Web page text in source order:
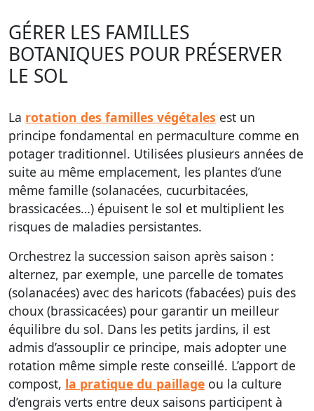
GÉRER LES FAMILLES
BOTANIQUES POUR PRÉSERVER
LE SOL
La rotation des familles végétales est un
principe fondamental en permaculture comme en
potager traditionnel. Utilisées plusieurs années de
suite au même emplacement, les plantes d’une
même famille (solanacées, cucurbitacées,
brassicacées…) épuisent le sol et multiplient les
risques de maladies persistantes.
Orchestrez la succession saison après saison :
alternez, par exemple, une parcelle de tomates
(solanacées) avec des haricots (fabacées) puis des
choux (brassicacées) pour garantir un meilleur
équilibre du sol. Dans les petits jardins, il est
admis d’assouplir ce principe, mais adopter une
rotation même simple reste conseillé. L’apport de
compost, la pratique du paillage ou la culture
d’engrais verts entre deux saisons participent à